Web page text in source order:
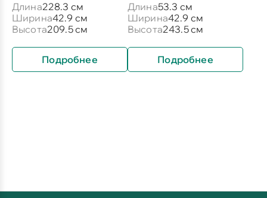
Длина228.3 см
Ширина42.9 см
Высота209.5 см
Подробнее
Длина53.3 см
Ширина42.9 см
Высота243.5 см
Подробнее